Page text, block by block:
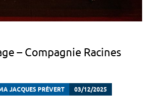
– Compagnie Racines
JACQUES PRÉVERT 03/12/2025